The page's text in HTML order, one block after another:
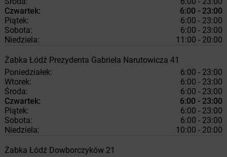
Czwartek:
6:00 - 23:00
Piątek:
6:00 - 23:00
Sobota:
6:00 - 23:00
Niedziela:
11:00 - 20:00
Żabka Łódź Prezydenta Gabriela Narutowicza 41
Poniedziałek:
6:00 - 23:00
Wtorek:
6:00 - 23:00
Środa:
6:00 - 23:00
Czwartek:
6:00 - 23:00
Piątek:
6:00 - 23:00
Sobota:
6:00 - 23:00
Niedziela:
10:00 - 20:00
Żabka Łódź Dowborczyków 21